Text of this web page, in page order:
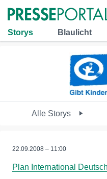
Storys Blaulicht
Alle Storys
22.09.2008 – 11:00
Plan International